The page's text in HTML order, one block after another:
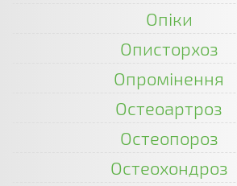
Опіки
Описторхоз
Опромінення
Остеоартроз
Остеопороз
Остеохондроз